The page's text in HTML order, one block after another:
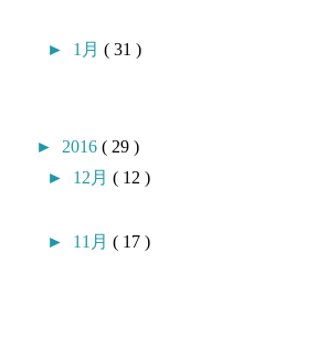
► 1月( 31 )
► 2016( 29 )
► 12月( 12 )
► 11月( 17 )